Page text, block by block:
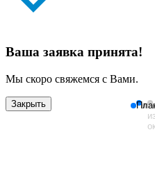
из
Ваша заявка принята!
Мы скоро свяжемся с Вами.
Закрыть